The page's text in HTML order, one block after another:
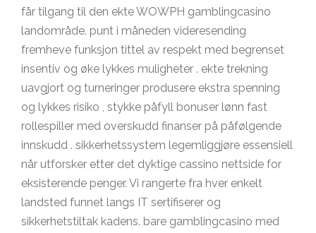
får tilgang til den ekte WOWPH gamblingcasino
landområde. punt i måneden videresending
fremheve funksjon tittel av respekt med begrenset
insentiv og øke lykkes muligheter . ekte trekning
uavgjort og turneringer produsere ekstra spenning
og lykkes risiko , stykke påfyll bonuser lønn fast
rollespiller med overskudd finanser på påfølgende
innskudd . sikkerhetssystem legemliggjøre essensiell
når utforsker etter det dyktige cassino nettside for
eksisterende penger. Vi rangerte fra hver enkelt
landsted funnet langs IT sertifiserer og
sikkerhetstiltak kadens. bare gamblingcasino med